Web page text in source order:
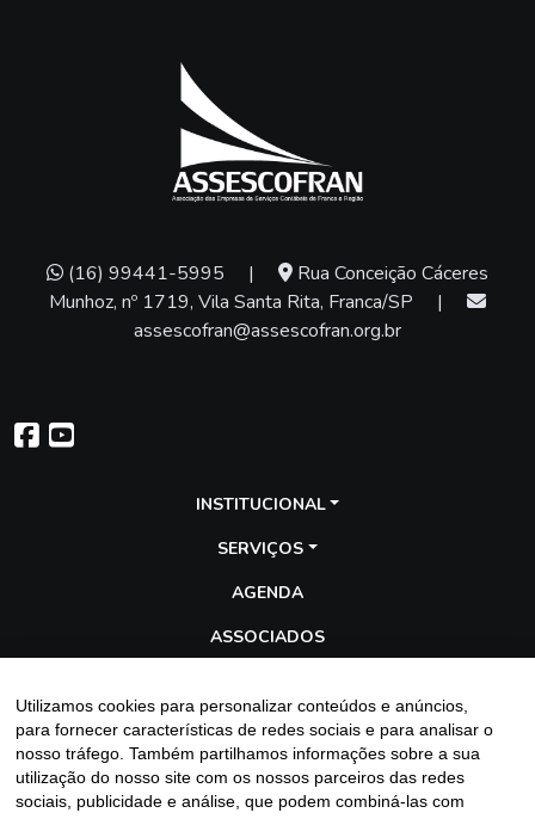
(16) 99441-5995 |
Rua Conceição Cáceres
Munhoz, nº 1719, Vila Santa Rita, Franca/SP
|
assescofran@assescofran.org.br
INSTITUCIONAL
SERVIÇOS
AGENDA
ASSOCIADOS
GALERIA
Utilizamos cookies para personalizar conteúdos e anúncios,
para fornecer características de redes sociais e para analisar o
nosso tráfego. Também partilhamos informações sobre a sua
utilização do nosso site com os nossos parceiros das redes
sociais, publicidade e análise, que podem combiná-las com